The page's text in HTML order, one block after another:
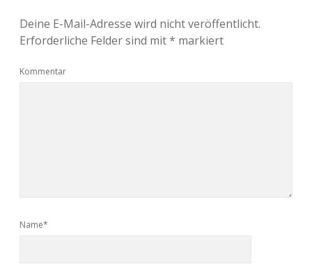
Deine E-Mail-Adresse wird nicht veröffentlicht.
Erforderliche Felder sind mit* markiert
Kommentar
Name*